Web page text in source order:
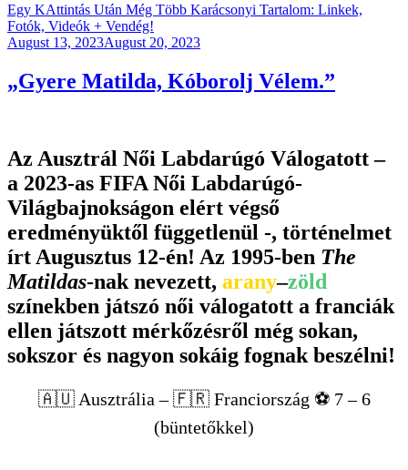
Egy KAttintás Után Még Több Karácsonyi Tartalom: Linkek,
Fotók, Videók + Vendég!
Posted
August 13, 2023August 20, 2023
„Gyere Matilda, Kóborolj Vélem.”
Az Ausztrál Női Labdarúgó Válogatott –
a 2023-as FIFA Női Labdarúgó-
Világbajnokságon elért végső
eredményüktől függetlenül -, történelmet
írt Augusztus 12-én! Az 1995-ben The
Matildas-nak nevezett, arany–zöld
színekben játszó női válogatott a franciák
ellen játszott mérkőzésről még sokan,
sokszor és nagyon sokáig fognak beszélni!
🇦🇺 Ausztrália – 🇫🇷 Franciország ⚽️ 7 – 6
(büntetőkkel)